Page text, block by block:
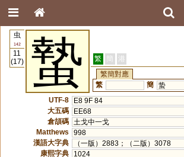
虫
142
11
(17)
蟄 繁 簡 港
繁簡對應
繁
簡 蛰
UTF-8
E8 9F 84
大五碼
EE68
倉頡碼
土戈中一戈
Matthews
998
漢語大字典
（一版）2883；（二版）3078
康熙字典
1024